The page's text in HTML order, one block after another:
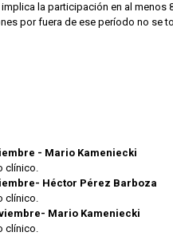
la participación en al menos
por fuera de ese período no se
- Mario Kameniecki
clínico.
Héctor Pérez Barboza
clínico.
Mario Kameniecki
clínico.